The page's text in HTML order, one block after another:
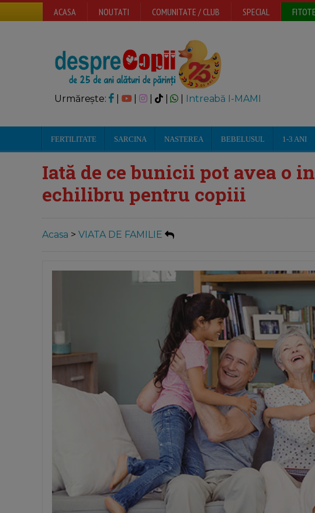
ACASA NOUTATI COMUNITATE / CLUB SPECIAL
Urmărește: | | Intreabă I-MAMI
FERTILITATE SARCINA NASTEREA BEBELUSUL 1-3 ANI
Iată de ce bunicii pot avea o
echilibru pentru copiii
Acasa > VIATA DE FAMILIE